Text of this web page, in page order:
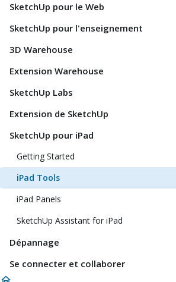
SketchUp pour le Web
SketchUp pour l'enseignement
3D Warehouse
Extension Warehouse
SketchUp Labs
Extension de SketchUp
SketchUp pour iPad
Getting Started
iPad Tools
iPad Panels
SketchUp Assistant for iPad
Dépannage
Se connecter et collaborer